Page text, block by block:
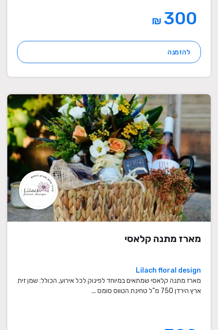
₪
להזמנה
מארז מתנה קלאסי
Lilach floral design
מארז מתנה קלאסי שמתאים במיוחד לפינוק לכל אירוע, הכולל: שמן זית
ארץ הירדן 750 מ"ל טחינת הטווס סומס ...